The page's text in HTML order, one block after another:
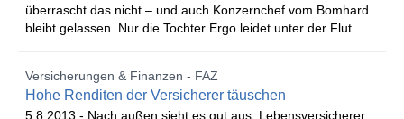
überrascht das nicht – und auch Konzernchef vom Bomhard
bleibt gelassen. Nur die Tochter Ergo leidet unter der Flut.
Versicherungen & Finanzen - FAZ
Hohe Renditen der Versicherer täuschen
5.8.2013 - Nach außen sieht es gut aus: Lebensversicherer